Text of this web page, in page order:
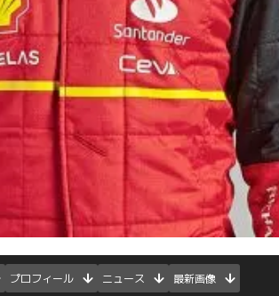
プロフィール ニュース 最新画像